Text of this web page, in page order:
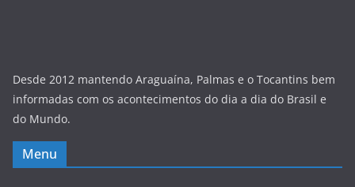
Desde 2012 mantendo Araguaína, Palmas e o Tocantins bem
informadas com os acontecimentos do dia a dia do Brasil e
do Mundo.
Menu